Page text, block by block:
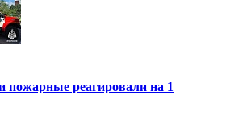
пожарные реагировали на 1